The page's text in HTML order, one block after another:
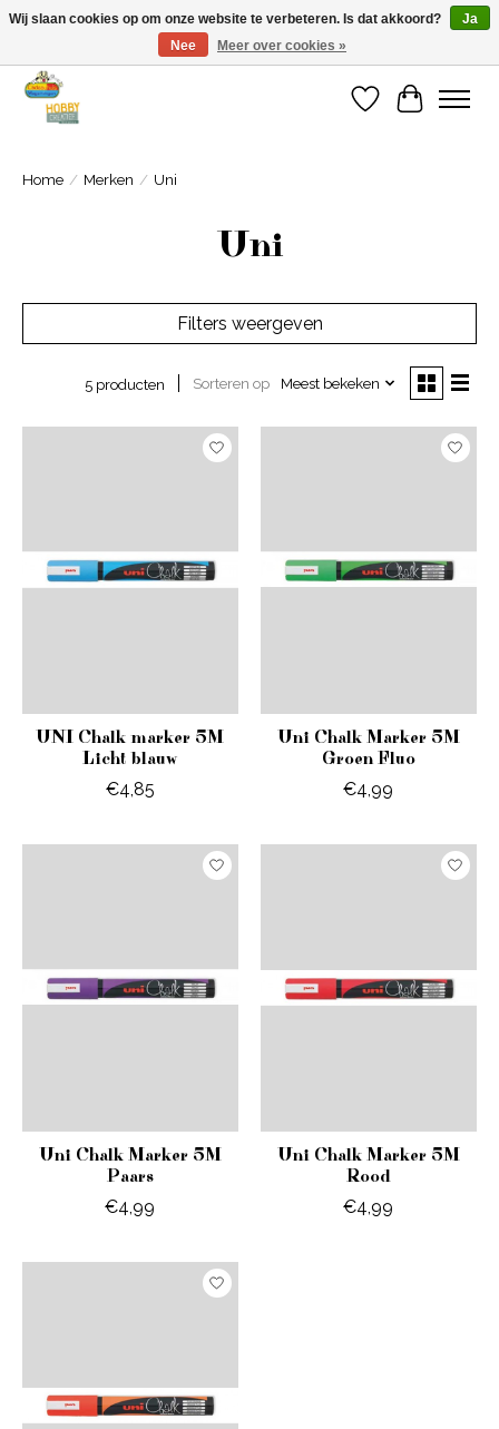
Welkom bij Cadeauhuis Wageningen
Verlanglijst
Home / Merken / Uni
Uni
Filters weergeven
5 producten Sorteren op Meest bekeken
UNI Chalk marker 5M
Licht blauw
€4,85
Uni Chalk Marker 5M
Groen Fluo
€4,99
Uni Chalk Marker 5M
Paars
€4,99
Uni Chalk Marker 5M
Rood
€4,99
Wij slaan cookies op om onze website te verbeteren. Is dat akkoord?
Ja
Nee
Meer over cookies »